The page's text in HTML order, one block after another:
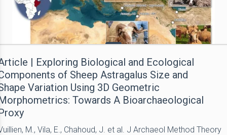
| Exploring Biological and Ecological
of Sheep Astragalus Size and
Variation Using 3D Geometric
Towards A Bioarchaeological
M., Vila, E., Chahoud, J. et al. J Archaeol Method Theory